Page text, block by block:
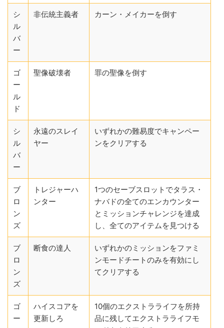
シ
ル
バ
ー
非伝統主義者 カーン・メイカーを倒す
ゴ
ー
ル
ド
聖像破壊者 罪の聖像を倒す
シ
ル
バ
ー
永遠のスレイ
ヤー
いずれかの難易度でキャンペー
ンをクリアする
ブ
ロ
ン
ズ
トレジャーハ
ンター
1つのセーブスロットでタラス・
ナバドの全てのエンカウンター
とミッションチャレンジを達成
し、全てのアイテムを見つける
ブ
ロ
ン
ズ
断食の達人
いずれかのミッションをファミ
ンモードチートのみを有効にし
てクリアする
ゴ
ー
ハイスコアを
更新しろ
10個のエクストラライフを所持
品に残してエクストラライフモ